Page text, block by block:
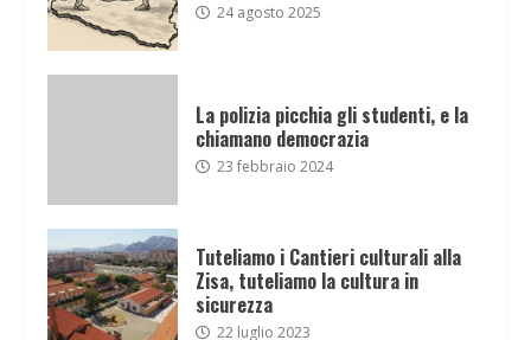
24 agosto 2025
La polizia picchia gli studenti, e la
chiamano democrazia
23 febbraio 2024
Tuteliamo i Cantieri culturali alla
Zisa, tuteliamo la cultura in
sicurezza
22 luglio 2023